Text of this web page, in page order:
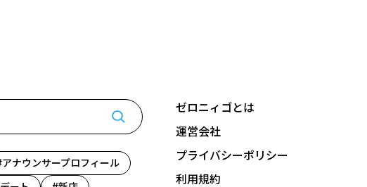
アナウンサープロフィール
ゼロニィゴとは
運営会社
プライバシーポリシー
利用規約